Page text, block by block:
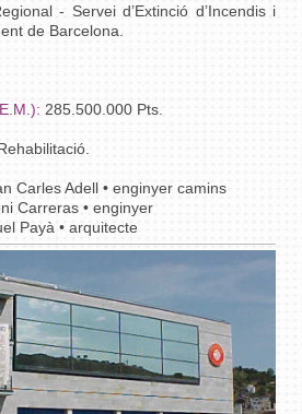
- Servei d’Extinció d’Incendis i
de Barcelona.
285.500.000 Pts.
Carles Adell • enginyer camins
• enginyer
arquitecte